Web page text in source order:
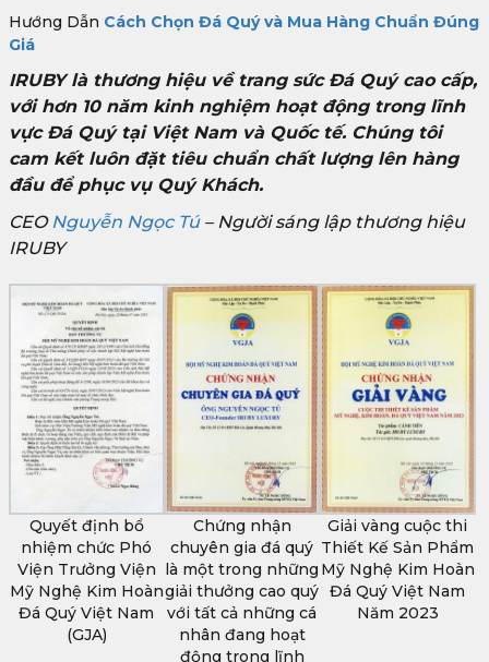
Hướng Dẫn Cách Chọn Đá Quý và Mua Hàng Chuẩn Đúng
Giá
IRUBY là thương hiệu về trang sức Đá Quý cao cấp,
với hơn 10 năm kinh nghiệm hoạt động trong lĩnh
vực Đá Quý tại Việt Nam và Quốc tế. Chúng tôi
cam kết luôn đặt tiêu chuẩn chất lượng lên hàng
đầu để phục vụ Quý Khách.
CEONguyễn Ngọc Tú– Người sáng lập thương hiệu
IRUBY
Quyết định bổ
nhiệm chức Phó
Viện Trưởng Viện
Mỹ Nghệ Kim Hoàn
Đá Quý Việt Nam
(GJA)
Chứng nhận
chuyên gia đá quý
là một trong những
giải thưởng cao quý
với tất cả những cá
nhân đang hoạt
động trong lĩnh
Giải vàng cuộc thi
Thiết Kế Sản Phẩm
Mỹ Nghệ Kim Hoàn
Đá Quý Việt Nam
Năm 2023